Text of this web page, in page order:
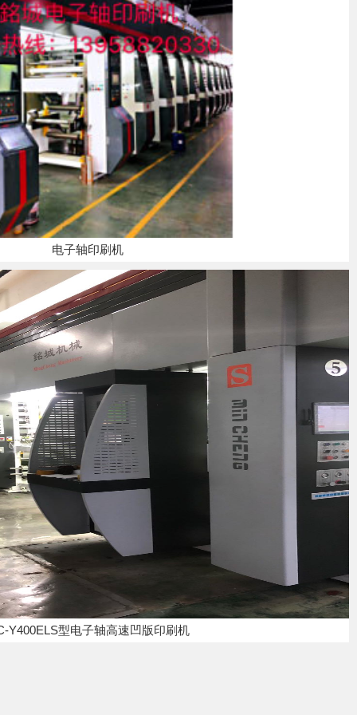
电子轴印刷机
Y400ELS型电子轴高速凹版印刷机